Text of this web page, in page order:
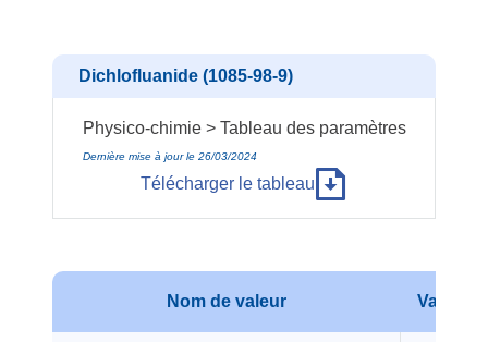
Dichlofluanide (1085-98-9)
Physico-chimie > Tableau des paramètres
Dernière mise à jour le 26/03/2024
Télécharger le tableau
Nom de valeur Valeur